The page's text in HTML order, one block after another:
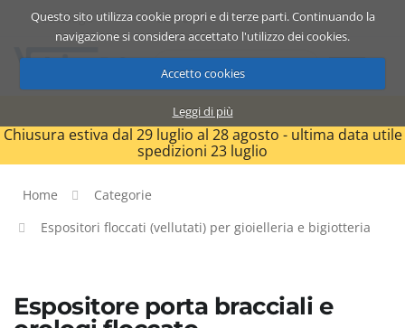
Questo sito utilizza cookie propri e di terze parti. Continuando la
navigazione si considera accettato l'utilizzo dei cookies.
Accetto cookies
Leggi di più
Catalogo Carrello ITA
Chiusura estiva dal 29 luglio al 28 agosto - ultima data utile
spedizioni 23 luglio
Home
Categorie
Espositori floccati (vellutati) per gioielleria e bigiotteria
Espositore porta bracciali e